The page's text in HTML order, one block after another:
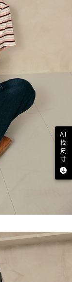
AI
找
尺
寸